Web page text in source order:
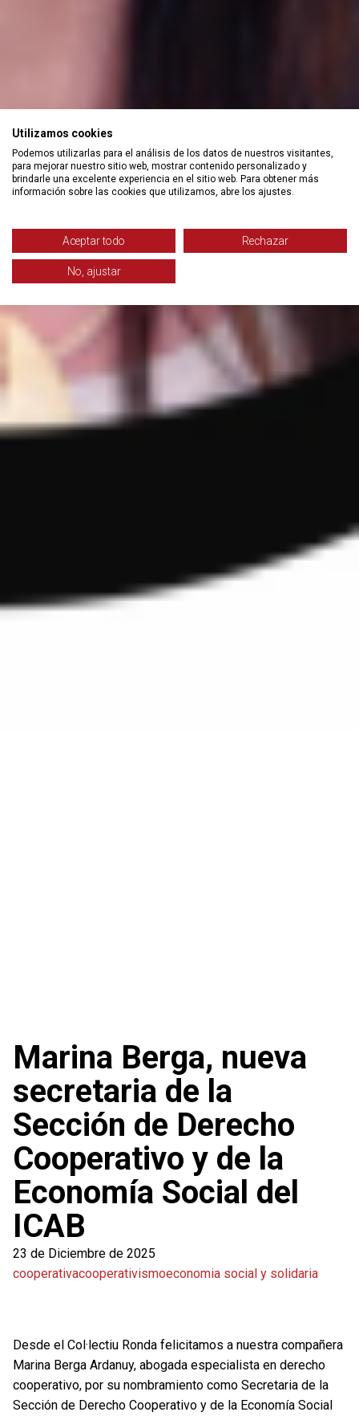
Marina Berga, nueva
secretaria de la
Sección de Derecho
Cooperativo y de la
Economía Social del
ICAB
23 de Diciembre de 2025
cooperativacooperativismoeconomia social y solidaria
Desde el Col·lectiu Ronda felicitamos a nuestra compañera
Marina Berga Ardanuy, abogada especialista en derecho
cooperativo, por su nombramiento como Secretaria de la
Sección de Derecho Cooperativo y de la Economía Social
Utilizamos cookies
Podemos utilizarlas para el análisis de los datos de nuestros visitantes,
para mejorar nuestro sitio web, mostrar contenido personalizado y
brindarle una excelente experiencia en el sitio web. Para obtener más
información sobre las cookies que utilizamos, abre los ajustes.
Aceptar todo Rechazar
No, ajustar